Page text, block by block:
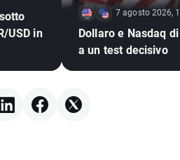
USD in
7 agosto 2026,
Dollaro e Nasdaq
a un test decisivo